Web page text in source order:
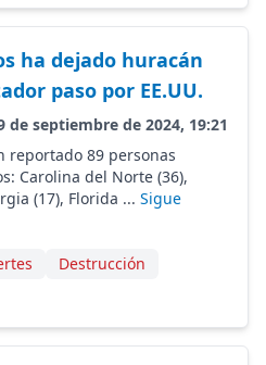
ha dejado huracán
paso por EE.UU.
septiembre de 2024, 19:21
reportado 89 personas
Carolina del Norte (36),
(17), Florida ... Sigue
Destrucción